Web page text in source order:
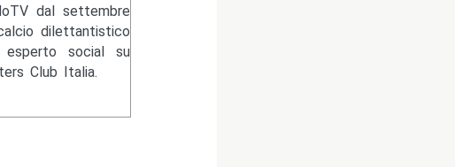
dal settembre
dilettantistico
social su
Club Italia.